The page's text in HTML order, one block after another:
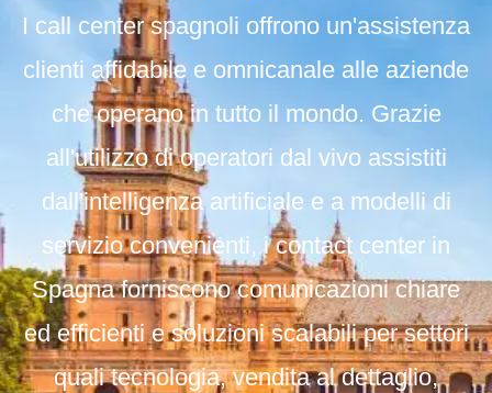
I call center spagnoli offrono un'assistenza
clienti affidabile e omnicanale alle aziende
che operano in tutto il mondo. Grazie
all'utilizzo di operatori dal vivo assistiti
dall'intelligenza artificiale e a modelli di
servizio convenienti, i contact center in
Spagna forniscono comunicazioni chiare
ed efficienti e soluzioni scalabili per settori
quali tecnologia, vendita al dettaglio,